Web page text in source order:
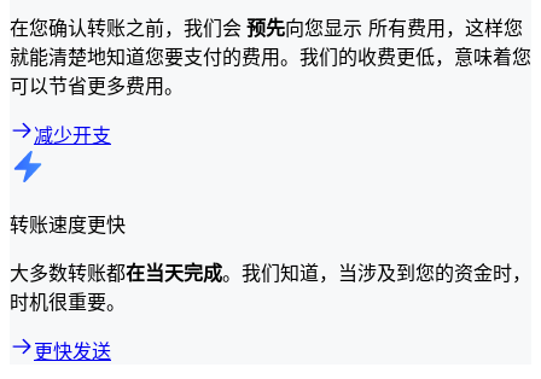
在您确认转账之前，我们会 预先向您显示 所有费用，这样您
就能清楚地知道您要支付的费用。我们的收费更低，意味着您
可以节省更多费用。
减少开支
转账速度更快
大多数转账都在当天完成。我们知道，当涉及到您的资金时，
时机很重要。
更快发送